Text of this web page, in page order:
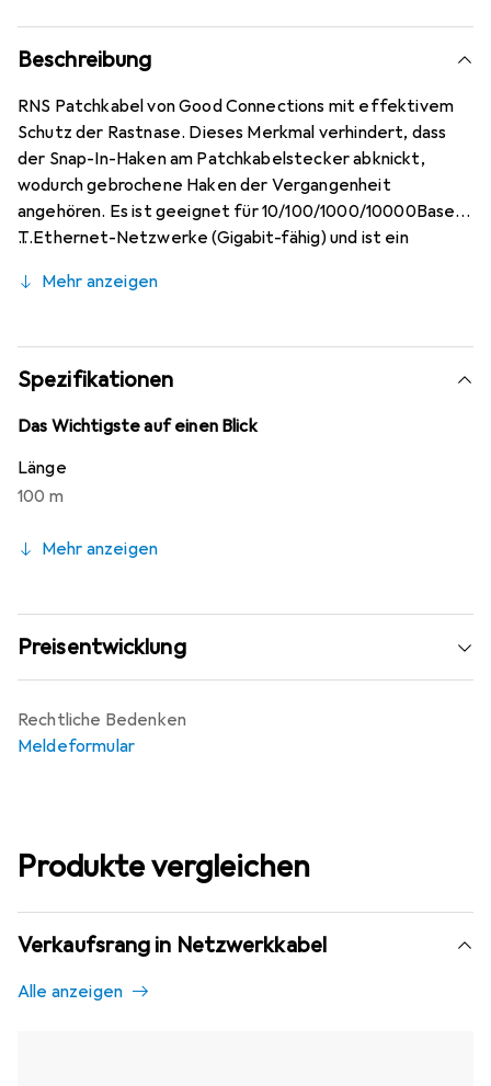
Beschreibung
RNS Patchkabel von Good Connections mit effektivem
Schutz der Rastnase. Dieses Merkmal verhindert, dass
der Snap-In-Haken am Patchkabelstecker abknickt,
wodurch gebrochene Haken der Vergangenheit
angehören. Es ist geeignet für 10/100/1000/10000Base-
T Ethernet-Netzwerke (Gigabit-fähig) und ist ein
Rohkabelspezifikationen hergestellt wurde. Das Kabel
(Schirmfolie + Geflecht) mit PIMF (Drähte in Paaren in
Metallfolie). Es verfügt über Kupferdrähte, die 1:1 gemäss
EIA/TIA-568B zugeordnet sind, und vergoldete
Kontaktflächen. Dieses Kabel ist kompatibel mit
Routern und Modems mit RJ45-Anschlüssen.
Mehr anzeigen
Spezifikationen
Das Wichtigste auf einen Blick
Länge
100 m
Mehr anzeigen
Preisentwicklung
Rechtliche Bedenken
Meldeformular
Produkte vergleichen
Verkaufsrang in Netzwerkkabel
Alle anzeigen